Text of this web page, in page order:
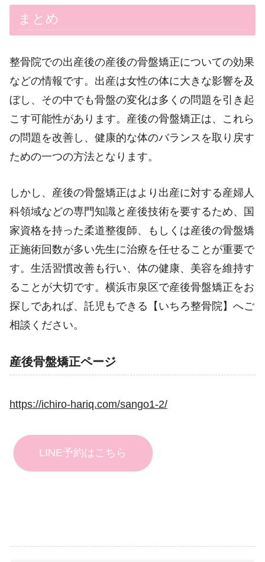
まとめ
整骨院での出産後の産後の骨盤矯正についての効果
などの情報です。出産は女性の体に大きな影響を及
ぼし、その中でも骨盤の変化は多くの問題を引き起
こす可能性があります。産後の骨盤矯正は、これら
の問題を改善し、健康的な体のバランスを取り戻す
ための一つの方法となります。
しかし、産後の骨盤矯正はより出産に対する産婦人
科領域などの専門知識と産後技術を要するため、国
家資格を持った柔道整復師、もしくは産後の骨盤矯
正施術回数が多い先生に治療を任せることが重要で
す。生活習慣改善も行い、体の健康、美容を維持す
ることが大切です。横浜市泉区で産後骨盤矯正をお
探しであれば、託児もできる【いちろ整骨院】へご
相談ください。
産後骨盤矯正ページ
https://ichiro-hariq.com/sango1-2/
LINE予約はこちら